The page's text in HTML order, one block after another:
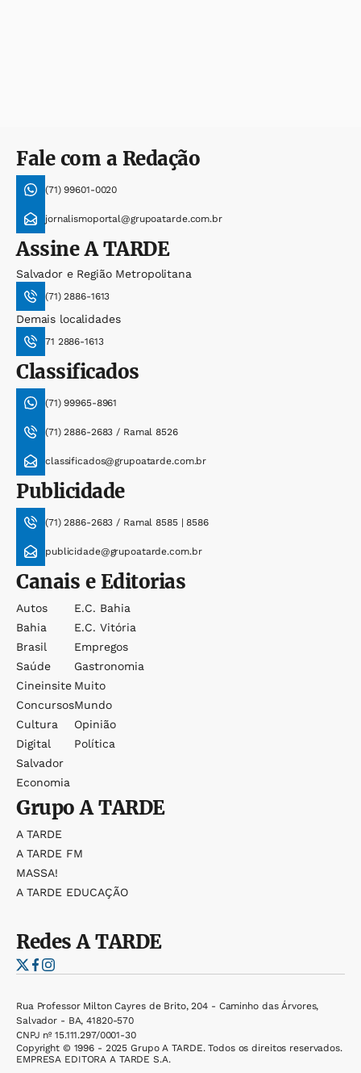
Fale com a Redação
(71) 99601-0020
jornalismoportal@grupoatarde.com.br
AssineA TARDE
Salvador e Região Metropolitana
(71) 2886-1613
Demais localidades
71 2886-1613
Classificados
(71) 99965-8961
(71) 2886-2683 / Ramal 8526
classificados@grupoatarde.com.br
Publicidade
(71) 2886-2683 / Ramal 8585 | 8586
publicidade@grupoatarde.com.br
Canais e Editorias
Autos
Bahia
Brasil
Saúde
Cineinsite
Concursos
Cultura
Digital
Salvador
Economia
E.c. Bahia
E.c. Vitória
Empregos
Gastronomia
Muito
Mundo
Opinião
Política
GrupoA TARDE
A TARDE
A TARDE FM
MASSA!
A TARDE EDUCAÇÃO
RedesA TARDE
Rua Professor Milton Cayres de Brito, 204 - Caminho das Árvores,
Salvador - BA, 41820-570
CNPJ nº 15.111.297/0001-30
Copyright © 1996 - 2025 Grupo A TARDE. Todos os direitos reservados.
EMPRESA EDITORA A TARDE S.A.